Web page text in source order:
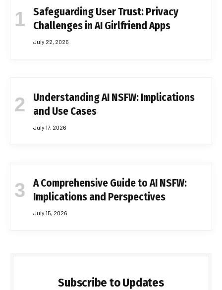
Safeguarding User Trust: Privacy
Challenges in AI Girlfriend Apps
July 22, 2026
Understanding AI NSFW: Implications
and Use Cases
July 17, 2026
A Comprehensive Guide to AI NSFW:
Implications and Perspectives
July 15, 2026
Subscribe to Updates